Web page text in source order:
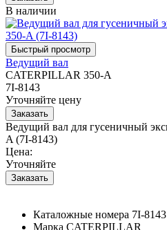
В наличии
Ведущий вал
CATERPILLAR 350-A
7I-8143
Уточняйте цену
Ведущий вал для гусеничный
A (7I-8143)
Цена:
Уточняйте
Каталожные номера 7I-8143
Марка CATERPILLAR